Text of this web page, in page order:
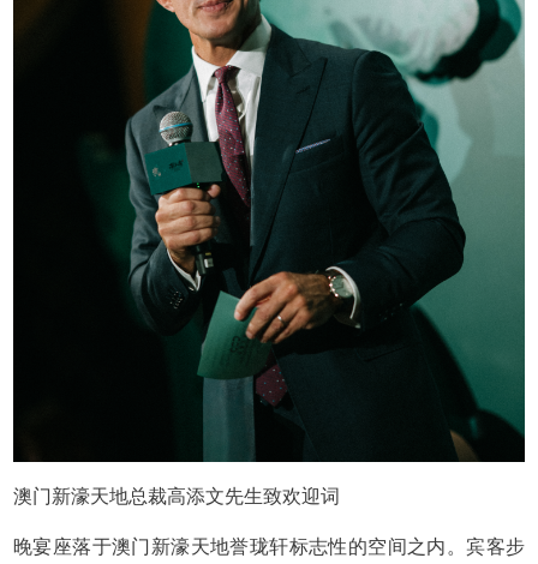
澳门新濠天地总裁高添文先生致欢迎词
晚宴座落于澳门新濠天地誉珑轩标志性的空间之内。宾客步